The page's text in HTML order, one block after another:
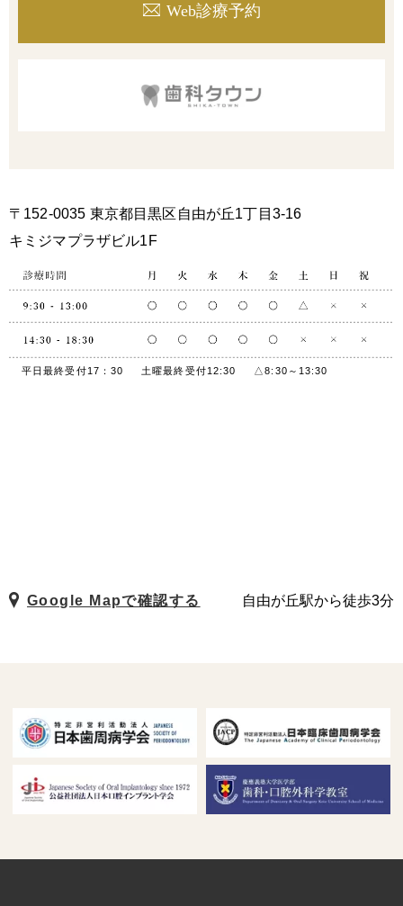
Web診療予約
〒152-0035 東京都目黒区自由が丘1丁目3-16
キミジマプラザビル1F
平日最終受付17：30 土曜最終受付12:30 △8:30～13:30
Google Mapで確認する 自由が丘駅から徒歩3分